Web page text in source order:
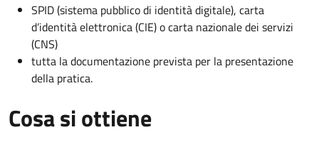
SPID (sistema pubblico di identità digitale), carta
d’identità elettronica (CIE) o carta nazionale dei servizi
(CNS)
tutta la documentazione prevista per la presentazione
della pratica.
Cosa si ottiene